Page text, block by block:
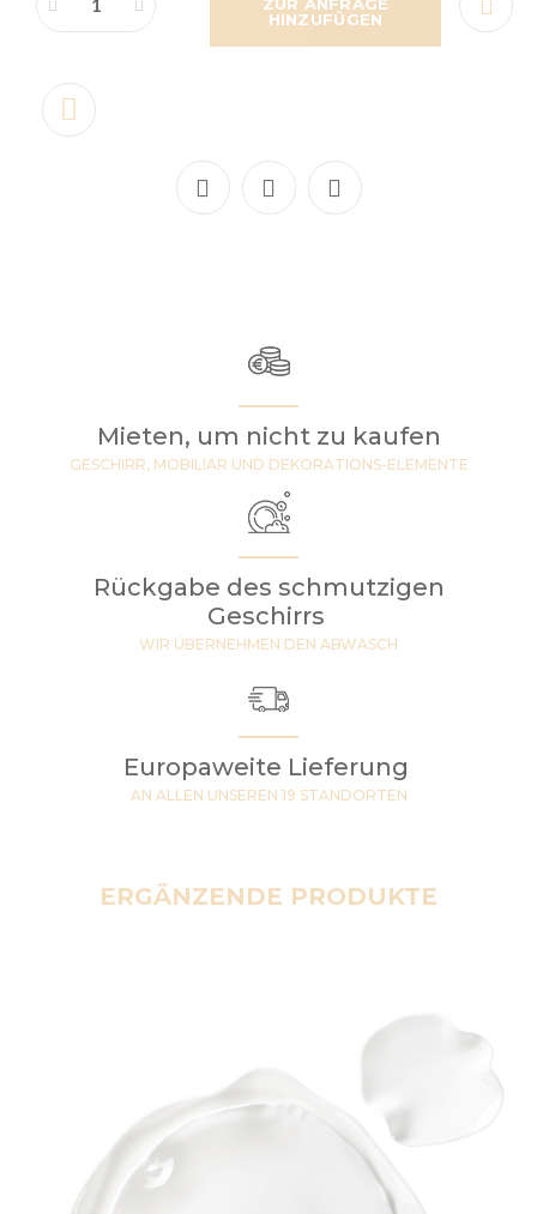
ZUR ANFRAGE
HINZUFÜGEN
Mieten, um nicht zu kaufen
GESCHIRR, MOBILIAR UND DEKORATIONS-ELEMENTE
Rückgabe des schmutzigen
Geschirrs
WIR ÜBERNEHMEN DEN ABWASCH
Europaweite Lieferung
AN ALLEN UNSEREN 19 STANDORTEN
ERGÄNZENDE PRODUKTE